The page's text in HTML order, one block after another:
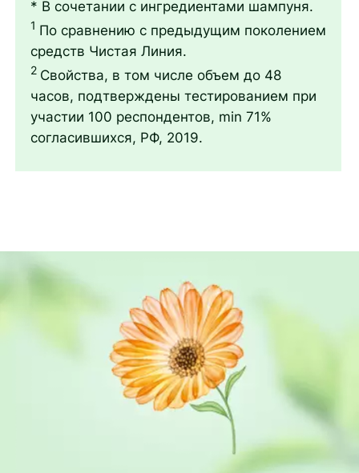
* В сочетании с ингредиентами шампуня.
1 По сравнению с предыдущим поколением
средств Чистая Линия.
2 Свойства, в том числе объем до 48
часов, подтверждены тестированием при
участии 100 респондентов, min 71%
согласившихся, РФ, 2019.